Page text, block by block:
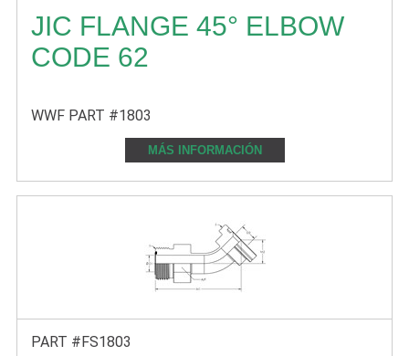
JIC FLANGE 45° ELBOW
CODE 62
WWF PART #1803
MÁS INFORMACIÓN
PART #FS1803